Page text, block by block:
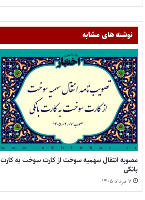
نوشته های مشابه
مصوبه انتقال سهمیه سوخت از کارت سوخت به کارت
بانکی
۷ مرداد ۱۴۰۵